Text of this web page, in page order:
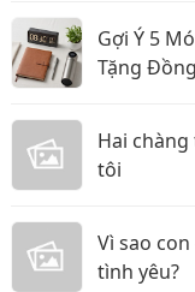
Gợi Ý 5
Tặng
Hai
tôi
Vì sao
tình yêu?